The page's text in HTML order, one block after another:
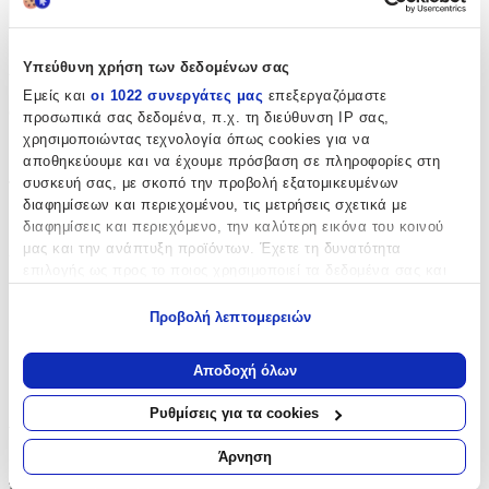
Υπεύθυνη χρήση των δεδομένων σας
Εμείς και οι 1022 συνεργάτες μας επεξεργαζόμαστε
προσωπικά σας δεδομένα, π.χ. τη διεύθυνση IP σας,
χρησιμοποιώντας τεχνολογία όπως cookies για να
αποθηκεύουμε και να έχουμε πρόσβαση σε πληροφορίες στη
συσκευή σας, με σκοπό την προβολή εξατομικευμένων
διαφημίσεων και περιεχομένου, τις μετρήσεις σχετικά με
διαφημίσεις και περιεχόμενο, την καλύτερη εικόνα του κοινού
μας και την ανάπτυξη προϊόντων. Έχετε τη δυνατότητα
Να συλλέξουμε πληροφορίες σχετικά με τη γεωγραφική
σας τοποθεσία, οι οποίες μπορεί να είναι ακριβείς σε
απόσταση μερικών μέτρων
Να αναγνωρίσουμε τη συσκευή σας σαρώνοντας ενεργά
για συγκεκριμένα χαρακτηριστικά (δακτυλικό αποτύπωμα)
Μάθετε περισσότερα σχετικά με τον τρόπο επεξεργασίας των
Προβολή λεπτομερειών
Αποδοχή όλων
Ρυθμίσεις για τα cookies
Άρνηση
Χαρακτηριστικά
Θέμα:
Καρδιά
Τύπος:
Μπρελόκ
Υλικό
Αξιολογήσεις
Προς το παρόν δεν υπάρχουν άλλες αξιολογήσεις. Όταν
προστεθούν, θα εμφανιστούν εδώ.